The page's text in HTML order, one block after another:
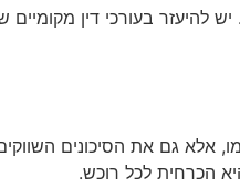
בעורכי דין מקומיים
גם את הסיכונים
הכרחית לכל רוכש.